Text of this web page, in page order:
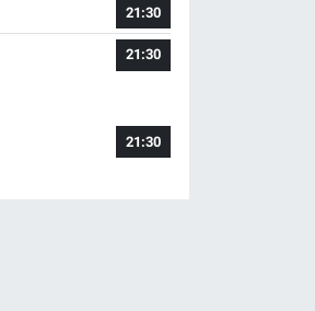
21:30
21:30
21:30